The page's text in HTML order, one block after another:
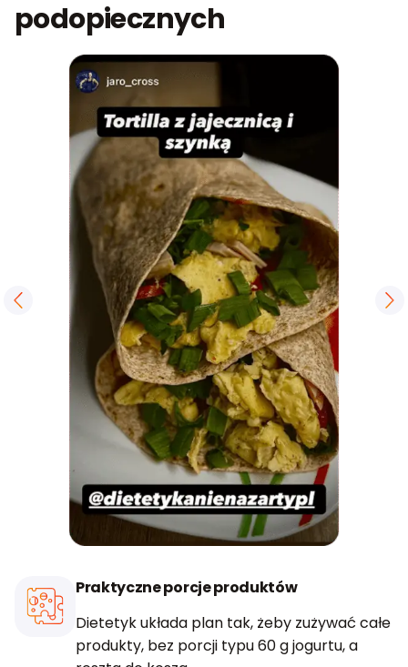
podopiecznych
Praktyczne porcje produktów
Dietetyk układa plan tak, żeby zużywać całe
produkty, bez porcji typu 60 g jogurtu, a